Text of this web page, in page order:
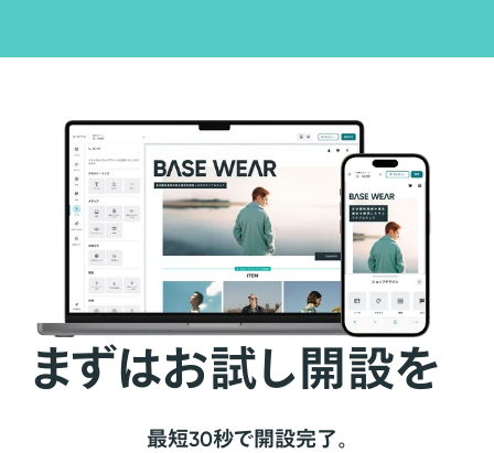
まずはお試し開設を
最短30秒で開設完了。